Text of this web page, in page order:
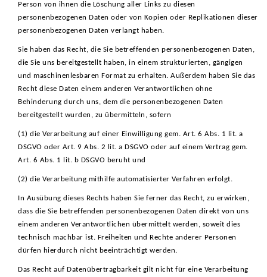
Person von ihnen die Löschung aller Links zu diesen
personenbezogenen Daten oder von Kopien oder Replikationen dieser
personenbezogenen Daten verlangt haben.
Sie haben das Recht, die Sie betreffenden personenbezogenen Daten,
die Sie uns bereitgestellt haben, in einem strukturierten, gängigen
und maschinenlesbaren Format zu erhalten. Außerdem haben Sie das
Recht diese Daten einem anderen Verantwortlichen ohne
Behinderung durch uns, dem die personenbezogenen Daten
bereitgestellt wurden, zu übermitteln, sofern
(1) die Verarbeitung auf einer Einwilligung gem. Art. 6 Abs. 1 lit. a
DSGVO oder Art. 9 Abs. 2 lit. a DSGVO oder auf einem Vertrag gem.
Art. 6 Abs. 1 lit. b DSGVO beruht und
(2) die Verarbeitung mithilfe automatisierter Verfahren erfolgt.
In Ausübung dieses Rechts haben Sie ferner das Recht, zu erwirken,
dass die Sie betreffenden personenbezogenen Daten direkt von uns
einem anderen Verantwortlichen übermittelt werden, soweit dies
technisch machbar ist. Freiheiten und Rechte anderer Personen
dürfen hierdurch nicht beeinträchtigt werden.
Das Recht auf Datenübertragbarkeit gilt nicht für eine Verarbeitung